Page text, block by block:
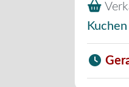
Kuchen